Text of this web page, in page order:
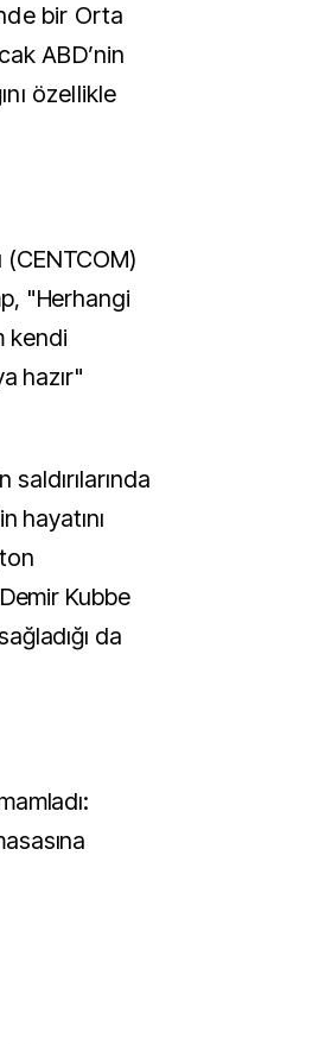
bir Orta
ABD’nin
özellikle
(CENTCOM)
"Herhangi
kendi
hazır"
saldırılarında
hayatını
Kubbe
da